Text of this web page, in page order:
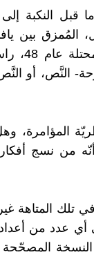
قبل النكبة إلى
المُمزق بين
قطاع غزّة
النَّص، أو
المؤامرة،
من نسج
المتاهة غير
عدد من أعداد
النسخة